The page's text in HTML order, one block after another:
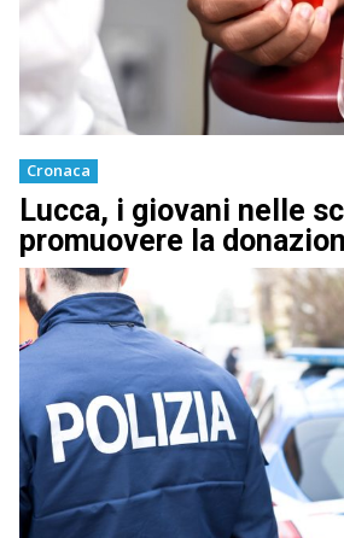
Cronaca
Lucca, i giovani nelle
promuovere la